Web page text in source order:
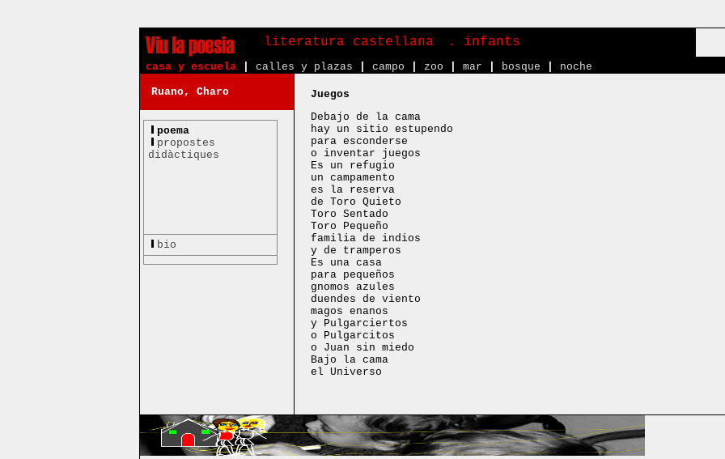
literatura castellana . infants
casa y escuela
calles y plazas campo zoo mar bosque noche
Ruano, Charo
poema
propostes
didàctiques
bio
Juegos
Debajo de la cama
hay un sitio estupendo
para esconderse
o inventar juegos
Es un refugio
un campamento
es la reserva
de Toro Quieto
Toro Sentado
Toro Pequeño
familia de indios
y de tramperos
Es una casa
para pequeños
gnomos azules
duendes de viento
magos enanos
y Pulgarciertos
o Pulgarcitos
o Juan sin miedo
Bajo la cama
el Universo